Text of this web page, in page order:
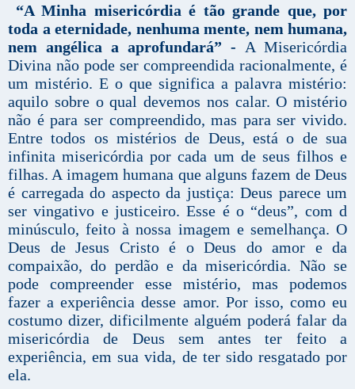
“A Minha misericórdia é tão grande que, por
toda a eternidade, nenhuma mente, nem humana,
nem angélica a aprofundará” - A Misericórdia
Divina não pode ser compreendida racionalmente, é
um mistério. E o que significa a palavra mistério:
aquilo sobre o qual devemos nos calar. O mistério
não é para ser compreendido, mas para ser vivido.
Entre todos os mistérios de Deus, está o de sua
infinita misericórdia por cada um de seus filhos e
filhas. A imagem humana que alguns fazem de Deus
é carregada do aspecto da justiça: Deus parece um
ser vingativo e justiceiro. Esse é o “deus”, com d
minúsculo, feito à nossa imagem e semelhança. O
Deus de Jesus Cristo é o Deus do amor e da
compaixão, do perdão e da misericórdia. Não se
pode compreender esse mistério, mas podemos
fazer a experiência desse amor. Por isso, como eu
costumo dizer, dificilmente alguém poderá falar da
misericórdia de Deus sem antes ter feito a
experiência, em sua vida, de ter sido resgatado por
ela.